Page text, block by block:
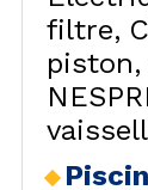
filtre
piston